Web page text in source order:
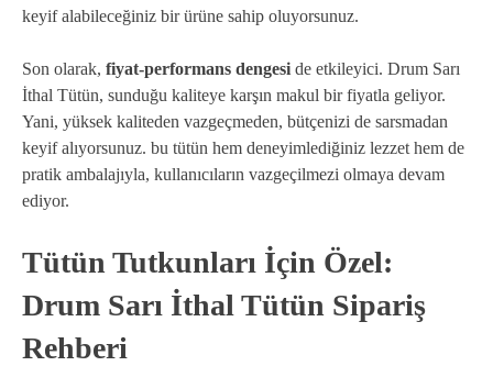
keyif alabileceğiniz bir ürüne sahip oluyorsunuz.
Son olarak, fiyat-performans dengesi de etkileyici. Drum Sarı
İthal Tütün, sunduğu kaliteye karşın makul bir fiyatla geliyor.
Yani, yüksek kaliteden vazgeçmeden, bütçenizi de sarsmadan
keyif alıyorsunuz. bu tütün hem deneyimlediğiniz lezzet hem de
pratik ambalajıyla, kullanıcıların vazgeçilmezi olmaya devam
ediyor.
Tütün Tutkunları İçin Özel:
Drum Sarı İthal Tütün Sipariş
Rehberi